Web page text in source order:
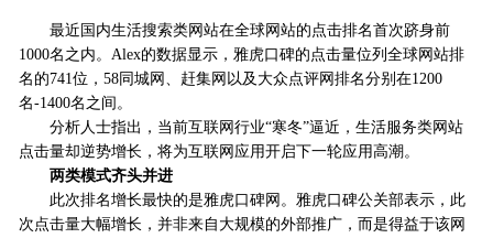
工单提交
最近国内生活搜索类网站在全球网站的点击排名首次跻身前
1000名之内。Alex的数据显示，雅虎口碑的点击量位列全球网站排
名的741位，58同城网、赶集网以及大众点评网排名分别在1200
名-1400名之间。
分析人士指出，当前互联网行业“寒冬”逼近，生活服务类网站
点击量却逆势增长，将为互联网应用开启下一轮应用高潮。
两类模式齐头并进
此次排名增长最快的是雅虎口碑网。雅虎口碑公关部表示，此
次点击量大幅增长，并非来自大规模的外部推广，而是得益于该网